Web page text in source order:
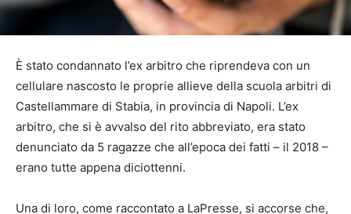
È stato condannato l’ex arbitro che riprendeva con un
cellulare nascosto le proprie allieve della scuola arbitri di
Castellammare di Stabia, in provincia di Napoli. L’ex
arbitro, che si è avvalso del rito abbreviato, era stato
denunciato da 5 ragazze che all’epoca dei fatti – il 2018 –
erano tutte appena diciottenni.
Una di loro, come raccontato a LaPresse, si accorse che,